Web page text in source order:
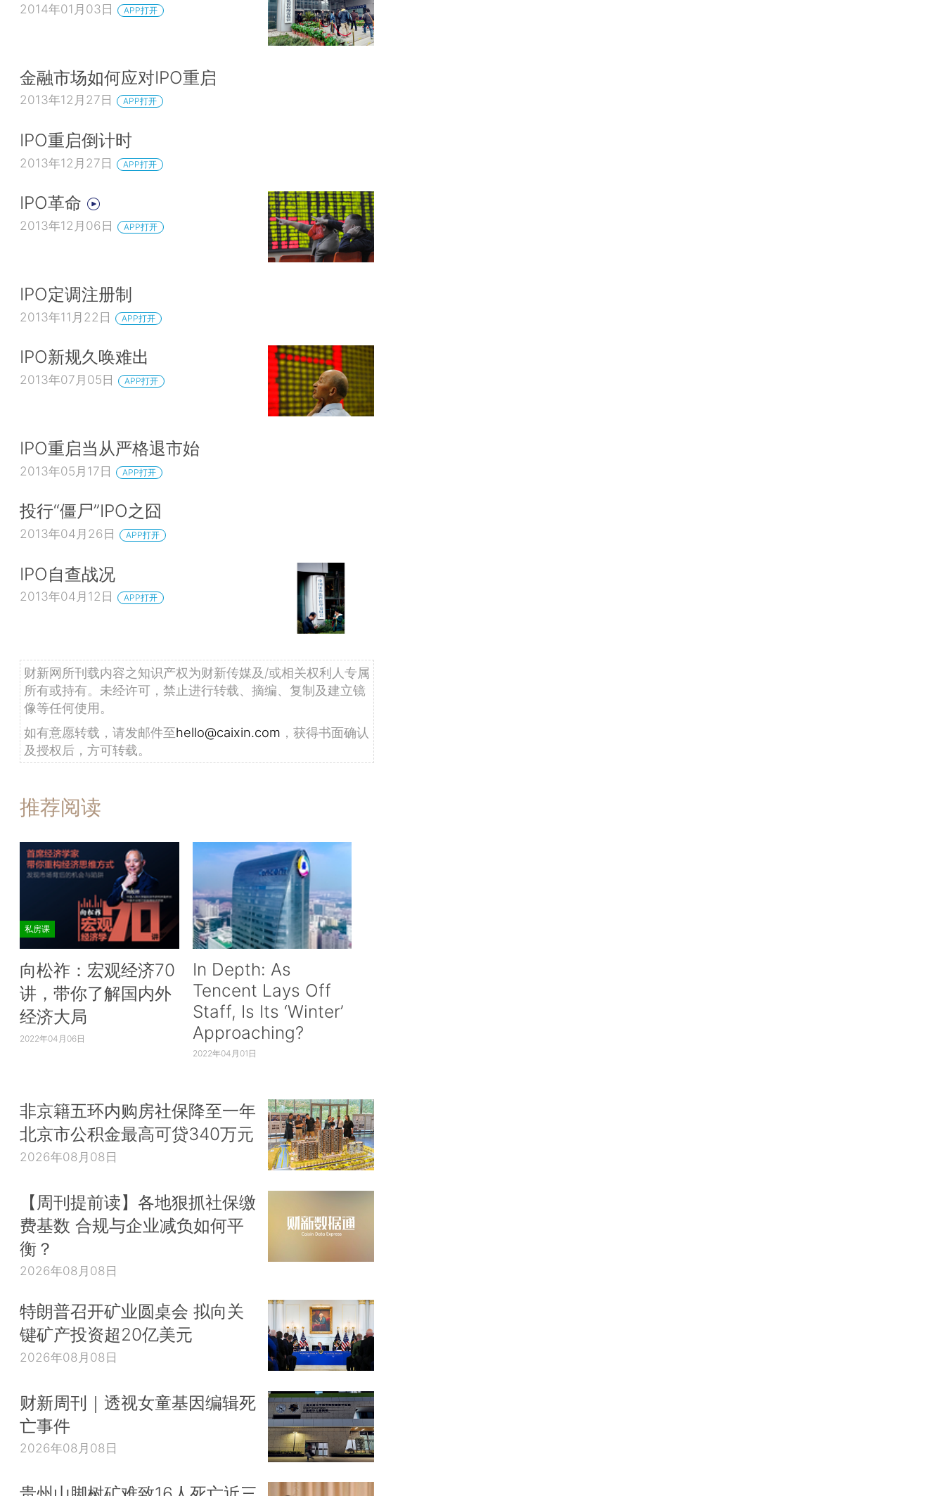
2014年01月03日 APP打开
金融市场如何应对IPO重启
2013年12月27日 APP打开
IPO重启倒计时
2013年12月27日 APP打开
IPO革命
2013年12月06日 APP打开
IPO定调注册制
2013年11月22日 APP打开
IPO新规久唤难出
2013年07月05日 APP打开
IPO重启当从严格退市始
2013年05月17日 APP打开
投行“僵尸”IPO之囧
2013年04月26日 APP打开
IPO自查战况
2013年04月12日 APP打开
财新网所刊载内容之知识产权为财新传媒及/或相关权利人专属
所有或持有。未经许可，禁止进行转载、摘编、复制及建立镜
像等任何使用。
如有意愿转载，请发邮件至hello@caixin.com ，获得书面确认
及授权后，方可转载。
推荐阅读
私房课
向松祚：宏观经济70
讲，带你了解国内外
经济大局
2022年04月06日
In Depth: As
Tencent Lays Off
Staff, Is Its ‘Winter’
Approaching?
2022年04月01日
非京籍五环内购房社保降至一年
北京市公积金最高可贷340万元
2026年08月08日
【周刊提前读】各地狠抓社保缴
费基数 合规与企业减负如何平
衡？
2026年08月08日
特朗普召开矿业圆桌会 拟向关
键矿产投资超20亿美元
2026年08月08日
财新周刊｜透视女童基因编辑死
亡事件
2026年08月08日